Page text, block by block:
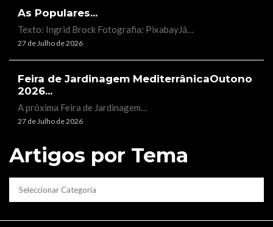
As Populares...
Texto: Ingrid Brock Fotografia: PixabayJá…
27 de Julho de 2026
Feira de Jardinagem MediterrânicaOutono
2026...
A próxima Feira de Jardinagem…
27 de Julho de 2026
Artigos por Tema
CATEGORIAS